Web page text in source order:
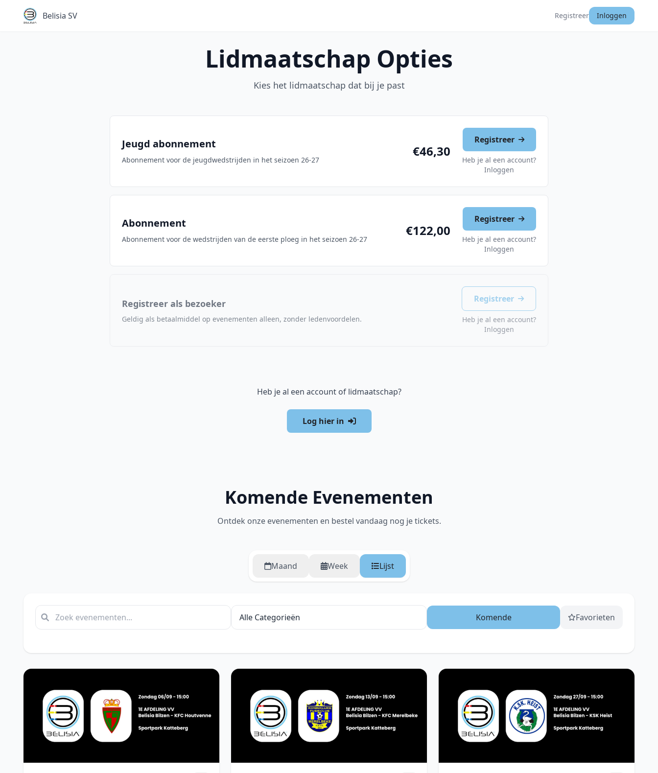
Belisia SV Registreer Inloggen
Lidmaatschap Opties
Kies het lidmaatschap dat bij je past
Jeugd abonnement
Abonnement voor de jeugdwedstrijden in het seizoen 26-27
€46,30
Registreer
Heb je al een account?
Inloggen
Abonnement
Abonnement voor de wedstrijden van de eerste ploeg in het seizoen 26-27
€122,00
Registreer
Heb je al een account?
Inloggen
Registreer als bezoeker
Geldig als betaalmiddel op evenementen alleen, zonder ledenvoordelen.
Registreer
Heb je al een account?
Inloggen
Heb je al een account of lidmaatschap?
Log hier in
Komende Evenementen
Ontdek onze evenementen en bestel vandaag nog je tickets.
Maand Week Lijst
Komende Favorieten